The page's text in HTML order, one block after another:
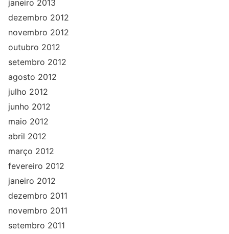
janeiro 2013
dezembro 2012
novembro 2012
outubro 2012
setembro 2012
agosto 2012
julho 2012
junho 2012
maio 2012
abril 2012
março 2012
fevereiro 2012
janeiro 2012
dezembro 2011
novembro 2011
setembro 2011